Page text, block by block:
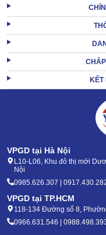
Bàn chà
Bàn chà chính là khu
tròn. Bên ngoài có
kiện để hỗ trợ khâu làm
Chi tiết trên kết nối với
sẽ sử dụng nguyên liệu
Bàn hút bám sát bàn
động của “người anh
chất bẩn này sẽ được
Thông giữa bàn hút. bình
KẾT
VPGD tại Hà Nội
L10-L06, Khu đô thị mới
Nội
0985.626.307 |
VPGD tại TP.HCM
118-134 Đường số 8,
0966.631.546 |